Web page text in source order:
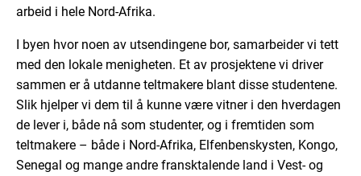
arbeid i hele Nord-Afrika.
I byen hvor noen av utsendingene bor, samarbeider vi tett
med den lokale menigheten. Et av prosjektene vi driver
sammen er å utdanne teltmakere blant disse studentene.
Slik hjelper vi dem til å kunne være vitner i den hverdagen
de lever i, både nå som studenter, og i fremtiden som
teltmakere – både i Nord-Afrika, Elfenbenskysten, Kongo,
Senegal og mange andre fransktalende land i Vest- og